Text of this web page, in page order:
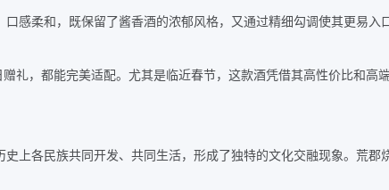
感柔和，既保留了酱香酒的浓郁风格，又通过精细勾调使其更易入
礼，都能完美适配。尤其是临近春节，这款酒凭借其高性价比和高
上各民族共同开发、共同生活，形成了独特的文化交融现象。荒郡